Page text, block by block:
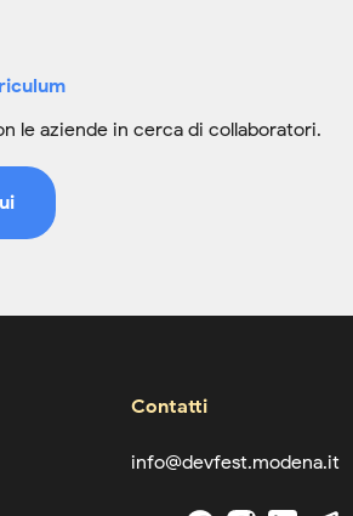
le aziende in cerca di collaboratori.
Contatti
info@devfest.modena.it